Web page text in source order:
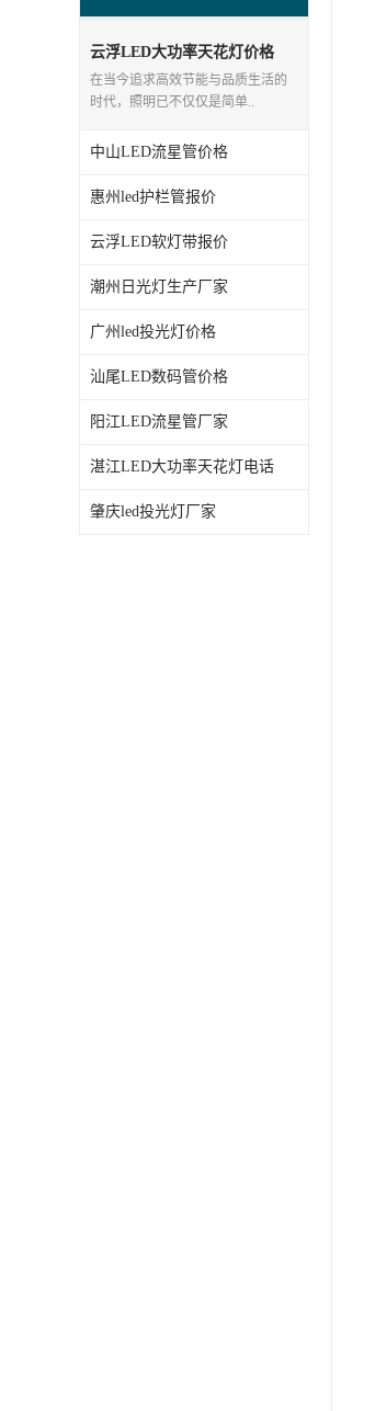
LED流星管系列
led点光源厂家
云浮LED大功率天花灯价格
在当今追求高效节能与品质生活的
时代，照明已不仅仅是简单..
中山LED流星管价格
惠州led护栏管报价
云浮LED软灯带报价
潮州日光灯生产厂家
广州led投光灯价格
汕尾LED数码管价格
阳江LED流星管厂家
湛江LED大功率天花灯电话
肇庆led投光灯厂家